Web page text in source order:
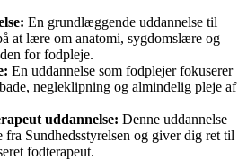
En grundlæggende uddannelse til
at lære om anatomi, sygdomslære og
for fodpleje.
En uddannelse som fodplejer fokuserer
negleklipning og almindelig pleje af
uddannelse: Denne uddannelse
Sundhedsstyrelsen og giver dig ret til
fodterapeut.